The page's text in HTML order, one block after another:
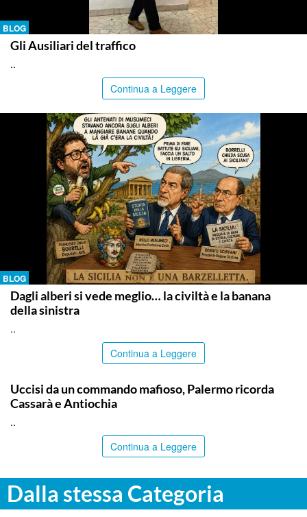
BLOG
Gli Ausiliari del traffico
..
Continua a Leggere
BLOG
Dagli alberi si vede meglio… la civiltà e la banana
della sinistra
..
Continua a Leggere
Uccisi da un commando mafioso, Palermo ricorda
Cassarà e Antiochia
..
Continua a Leggere
Dalla stessa Categoria
PALERMO